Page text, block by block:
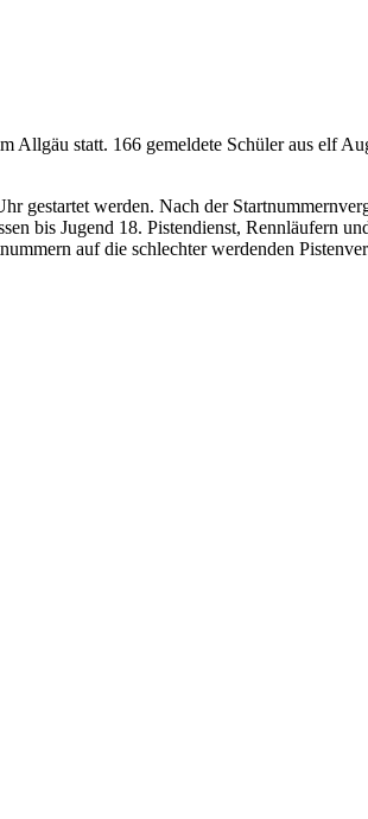
statt. 166 gemeldete Schüler aus elf
gestartet werden. Nach der
bis Jugend 18. Pistendienst, Rennläufern
auf die schlechter werdenden